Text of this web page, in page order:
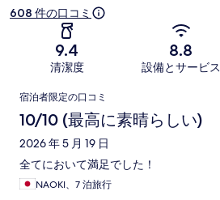
608 件の口コミ
9.4
清潔度
8.8
設備とサービス
口
コ
ミ
宿泊者限定の口コミ
10/10 (最高に素晴らしい)
2026 年 5 月 19 日
全てにおいて満足でした！
NAOKI、7 泊旅行